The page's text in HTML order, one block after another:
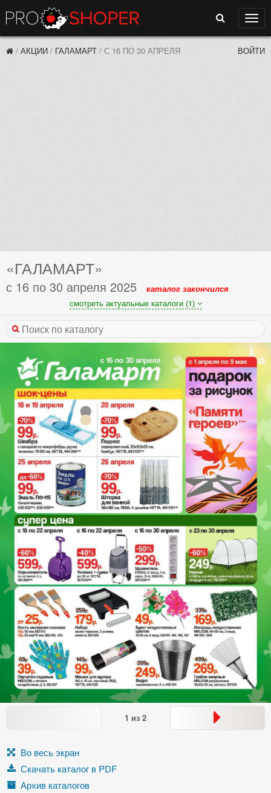
Поиск
/ АКЦИИ / ГАЛАМАРТ / С 16 ПО 30 АПРЕЛЯ ВОЙТИ
«ГАЛАМАРТ»
с 16 по 30 апреля 2025
каталог закончился
смотреть актуальные каталоги (1)
1 из 2
Во весь экран
Скачать каталог в PDF
Архив каталогов